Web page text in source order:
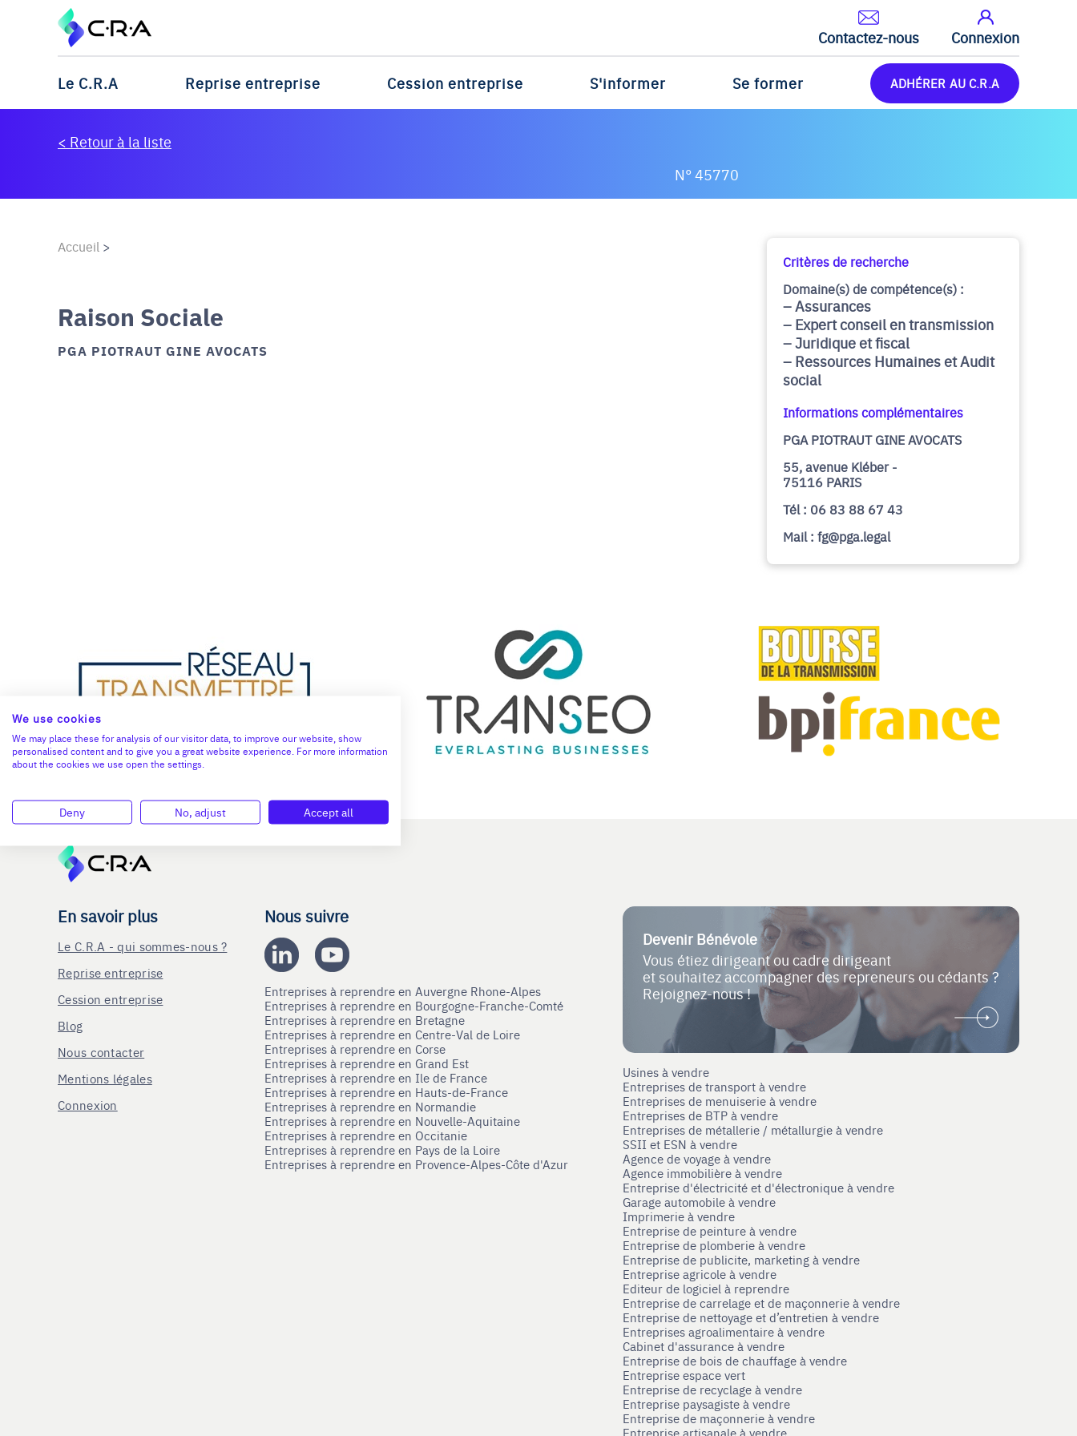
Contactez-nous Connexion
Le C.R.A Reprise entreprise Cession entreprise S'informer Se former ADHÉRER AU C.R.A
< Retour à la liste
N° 45770
Accueil >
Raison Sociale
PGA PIOTRAUT GINE AVOCATS
Critères de recherche
Domaine(s) de compétence(s) :
Assurances
Expert conseil en transmission
Juridique et fiscal
Ressources Humaines et Audit
social
Informations complémentaires
PGA PIOTRAUT GINE AVOCATS
55, avenue Kléber -
75116 PARIS
Tél : 06 83 88 67 43
Mail : fg@pga.legal
En savoir plus
Le C.R.A - qui sommes-nous ?
Reprise entreprise
Cession entreprise
Blog
Nous contacter
Mentions légales
Connexion
Nous suivre
Entreprises à reprendre en Auvergne Rhone-Alpes
Entreprises à reprendre en Bourgogne-Franche-Comté
Entreprises à reprendre en Bretagne
Entreprises à reprendre en Centre-Val de Loire
Entreprises à reprendre en Corse
Entreprises à reprendre en Grand Est
Entreprises à reprendre en Ile de France
Entreprises à reprendre en Hauts-de-France
Entreprises à reprendre en Normandie
Entreprises à reprendre en Nouvelle-Aquitaine
Entreprises à reprendre en Occitanie
Entreprises à reprendre en Pays de la Loire
Entreprises à reprendre en Provence-Alpes-Côte d'Azur
Devenir Bénévole
Vous étiez dirigeant ou cadre dirigeant
et souhaitez accompagner des repreneurs ou cédants ?
Rejoignez-nous !
Usines à vendre
Entreprises de transport à vendre
Entreprises de menuiserie à vendre
Entreprises de BTP à vendre
Entreprises de métallerie / métallurgie à vendre
SSII et ESN à vendre
Agence de voyage à vendre
Agence immobilière à vendre
Entreprise d'électricité et d'électronique à vendre
Garage automobile à vendre
Imprimerie à vendre
Entreprise de peinture à vendre
Entreprise de plomberie à vendre
Entreprise de publicite, marketing à vendre
Entreprise agricole à vendre
Editeur de logiciel à reprendre
Entreprise de carrelage et de maçonnerie à vendre
Entreprise de nettoyage et d’entretien à vendre
Entreprises agroalimentaire à vendre
Cabinet d'assurance à vendre
Entreprise de bois de chauffage à vendre
Entreprise espace vert
Entreprise de recyclage à vendre
Entreprise paysagiste à vendre
Entreprise de maçonnerie à vendre
Entreprise artisanale à vendre
We use cookies
We may place these for analysis of our visitor data, to improve our website, show
personalised content and to give you a great website experience. For more information
about the cookies we use open the settings.
Deny No, adjust Accept all